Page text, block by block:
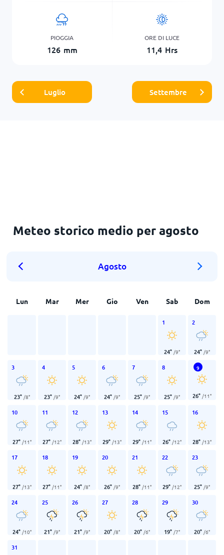
PIOGGIA
126 mm
ORE DI LUCE
11,4 Hrs
Luglio Settembre
Meteo storico medio per agosto
Agosto
Lun Mar Mer Gio Ven Sab Dom
1
24° /9°
2
24° /9°
3
23° /8°
4
23° /9°
5
24° /9°
6
24° /9°
7
25° /9°
8
25° /9°
9
26° /11°
10
27° /11°
11
27° /12°
12
28° /13°
13
29° /13°
14
29° /11°
15
26° /12°
16
28° /13°
17
27° /13°
18
27° /11°
19
24° /8°
20
26° /9°
21
28° /11°
22
29° /12°
23
25° /9°
24
24° /10°
25
21° /9°
26
21° /9°
27
20° /8°
28
20° /6°
29
19° /7°
30
20° /6°
31